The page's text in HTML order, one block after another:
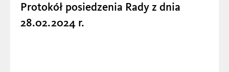
UCHWAŁY RADY
Protokół posiedzenia Rady z dnia
28.02.2024 r.